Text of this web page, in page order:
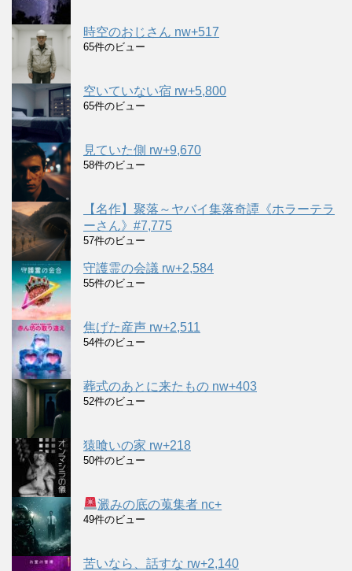
時空のおじさん nw+517
65件のビュー
空いていない宿 rw+5,800
65件のビュー
見ていた側 rw+9,670
58件のビュー
【名作】聚落～ヤバイ集落奇譚《ホラーテラ
ーさん》#7,775
57件のビュー
守護霊の会議 rw+2,584
55件のビュー
焦げた産声 rw+2,511
54件のビュー
葬式のあとに来たもの nw+403
52件のビュー
猿喰いの家 rw+218
50件のビュー
澱みの底の蒐集者 nc+
49件のビュー
苦いなら、話すな rw+2,140